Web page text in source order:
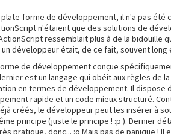
forme de développement, il n'a pas été
n'étaient que des solutions de
ressemblait plus à de la bidouille
développeur était, de ce fait, souvent long
de développement conçue
est un langage qui obéit aux règles de la
en termes de développement. Il dispose
rapide et un code mieux structuré.
créés, le développeur peut les insérer à
principe (juste le principe ! :p ). Dernier
pratique, donc... :o Mais pas de panique !